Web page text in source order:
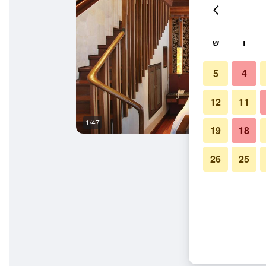
1/47
ו ש
4
5
11
12
18
19
25
26